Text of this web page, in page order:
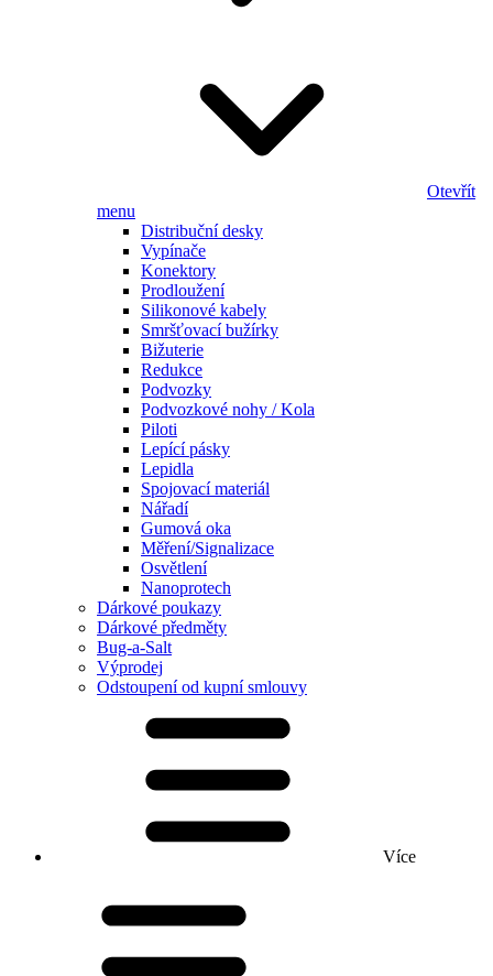
Otevřít
menu
Distribuční desky
Vypínače
Konektory
Prodloužení
Silikonové kabely
Smršťovací bužírky
Bižuterie
Redukce
Podvozky
Podvozkové nohy / Kola
Piloti
Lepící pásky
Lepidla
Spojovací materiál
Nářadí
Gumová oka
Měření/Signalizace
Osvětlení
Nanoprotech
Dárkové poukazy
Dárkové předměty
Bug-a-Salt
Výprodej
Odstoupení od kupní smlouvy
Více